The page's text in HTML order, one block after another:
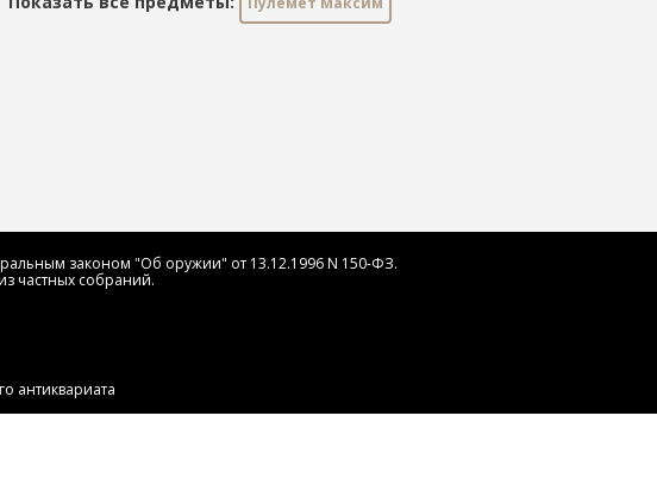
законом "Об оружии" от 13.12.1996 N 150-ФЗ.
частных собраний.
антиквариата